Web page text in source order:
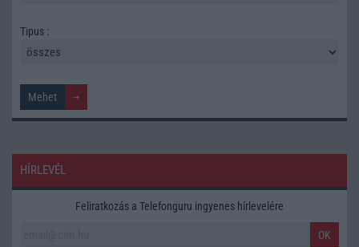
Tipus :
HÍRLEVÉL
Feliratkozás a Telefonguru ingyenes hírlevelére
OK